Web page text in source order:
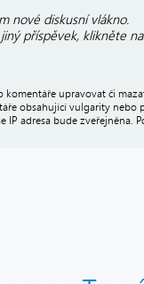
nové diskusní vlákno.
příspěvek, klikněte
upravovat či
obsahující vulgarity nebo
IP adresa bude